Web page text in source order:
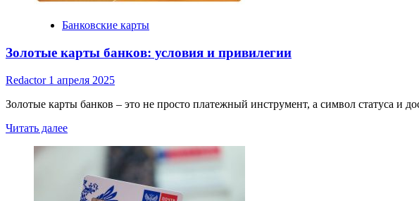
Банковские карты
Золотые карты банков: условия и привилегии
Redactor 1 апреля 2025
Золотые карты банков – это не просто платежный инструмент, а символ статуса и
Читать далееRead
карты
банков: